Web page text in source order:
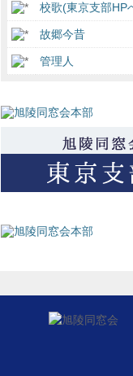
校歌(東京支部HP
故郷今昔
管理人